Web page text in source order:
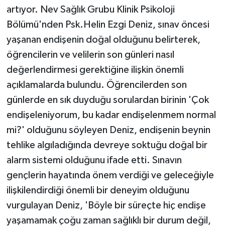
artıyor. Nev Sağlık Grubu Klinik Psikoloji
Bölümü'nden Psk.Helin Ezgi Deniz, sınav öncesi
yaşanan endişenin doğal olduğunu belirterek,
öğrencilerin ve velilerin son günleri nasıl
değerlendirmesi gerektiğine ilişkin önemli
açıklamalarda bulundu. Öğrencilerden son
günlerde en sık duyduğu sorulardan birinin 'Çok
endişeleniyorum, bu kadar endişelenmem normal
mi?' olduğunu söyleyen Deniz, endişenin beynin
tehlike algıladığında devreye soktuğu doğal bir
alarm sistemi olduğunu ifade etti. Sınavın
gençlerin hayatında önem verdiği ve geleceğiyle
ilişkilendirdiği önemli bir deneyim olduğunu
vurgulayan Deniz, 'Böyle bir süreçte hiç endişe
yaşamamak çoğu zaman sağlıklı bir durum değil,
Yaşam